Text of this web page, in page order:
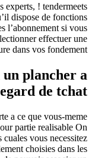
experts, ! tendermeets
dispose de fonctions
l’abonnement si vous
effectuer une
dans vos fondement
un plancher a
de tchat
a ce que vous-meme
partie realisable On
vous necessitez
choisies dans les